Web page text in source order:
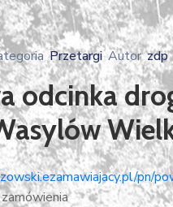
Przetargi Autorzdp
odcinka
pn/